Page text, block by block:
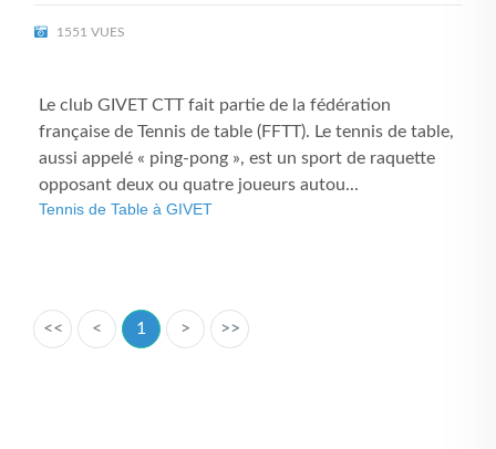
1551 VUES
Le club GIVET CTT fait partie de la fédération
française de Tennis de table (FFTT). Le tennis de table,
aussi appelé « ping-pong », est un sport de raquette
opposant deux ou quatre joueurs autou...
Tennis de Table à GIVET
<< < 1 > >>